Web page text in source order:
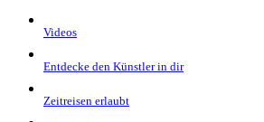
Videos
Entdecke den Künstler in dir
Zeitreisen erlaubt